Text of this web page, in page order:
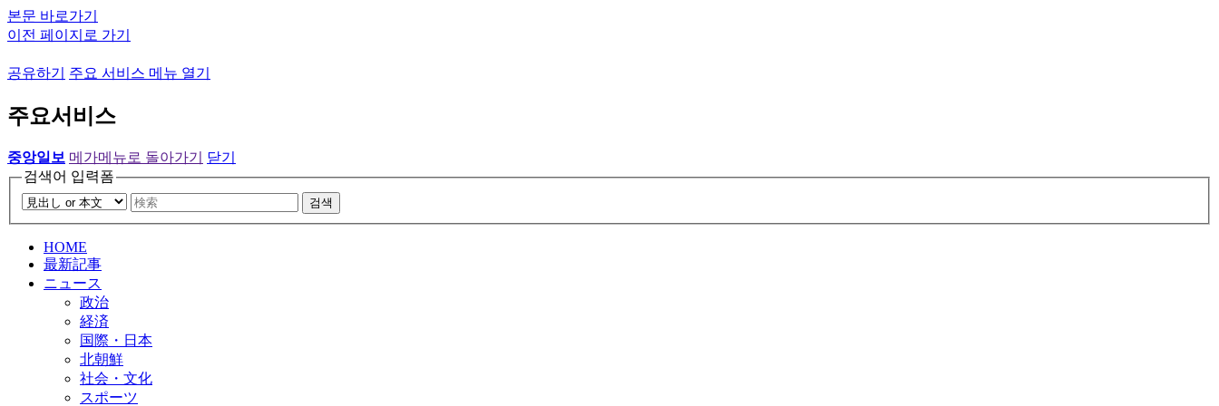
본문 바로가기
이전 페이지로 가기
공유하기 주요 서비스 메뉴 열기
주요서비스
중앙일보 메가메뉴로 돌아가기
닫기
검색어 입력폼
검색
HOME
最新記事
ニュース
政治
経済
国際・日本
北朝鮮
社会・文化
スポーツ